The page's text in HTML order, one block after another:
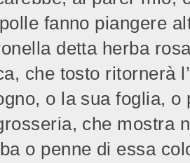
fanno piangere
detta herba
che tosto ritornerà
o la sua foglia,
che mostra
o penne di essa